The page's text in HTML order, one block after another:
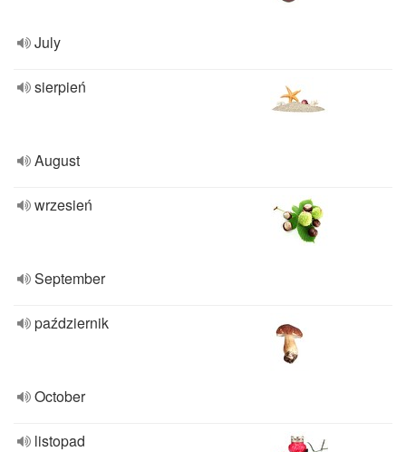
July
sierpień
August
wrzesień
September
październik
October
listopad